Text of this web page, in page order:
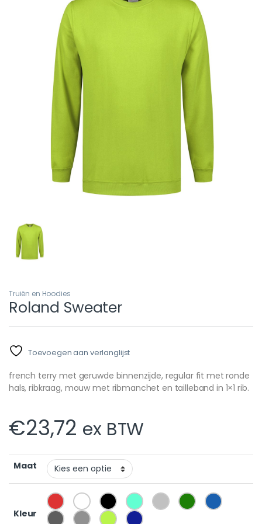
Truiën en Hoodies
Roland Sweater
Toevoegen aan verlanglijst
french terry met geruwde binnenzijde, regular fit met ronde
hals, ribkraag, mouw met ribmanchet en tailleband in 1×1 rib.
€23,72 ex BTW
Maat
Kleur